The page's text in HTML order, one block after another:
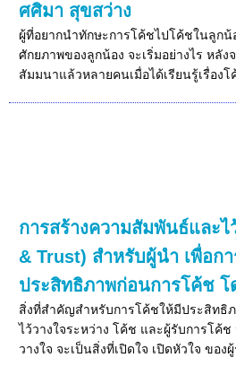
ศศิมา สุขสว่าง
ผู้ที่อยากนำทักษะการโค้ชไปโค้ชในลูก
ศักยภาพของลูกน้อง จะเริ่มอย่างไร หลัง
สัมมนาแล้วหลายคนเมื่อได้เรียนรู้เรื่อง
การสร้างความสัมพันธ์และไ
& Trust) สำหรับผู้นำ เพื่อก
ประสิทธิภาพก่อนการโค้ช
สิ่งที่สำคัญสำหรับการโค้ชให้มีประสิทธิ
ไว้วางใจระหว่าง โค้ช และผู้รับการโค้ช
วางใจ จะเป็นสิ่งที่เปิดใจ เปิดหัวใจ ของ